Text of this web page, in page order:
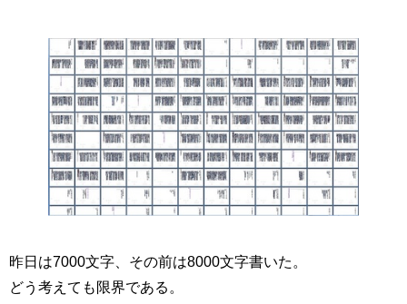
昨日は7000文字、その前は8000文字書いた。
どう考えても限界である。